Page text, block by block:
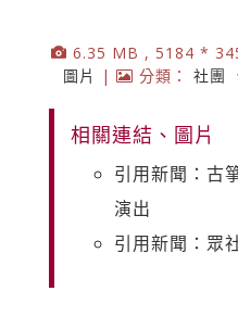
6.35 MB , 5184 *
圖片
| 分類： 社團
相關連結、圖片
引用新聞：古
演出
引用新聞：眾